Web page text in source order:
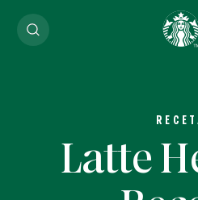
Latte